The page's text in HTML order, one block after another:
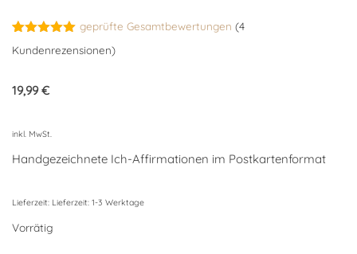
Bewertet
mit5.00
auf
4
geprüfte Gesamtbewertungen (4
Kundenrezensionen)
19,99€
inkl. MwSt.
Handgezeichnete Ich-Affirmationen im Postkartenformat
Lieferzeit: Lieferzeit: 1-3 Werktage
Vorrätig